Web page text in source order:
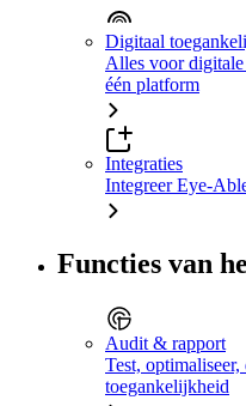
Digitaal
Alles voor
één platform
Integraties
Integreer Eye-
Functies van
Audit & rapport
Test,
toegankelijkheid